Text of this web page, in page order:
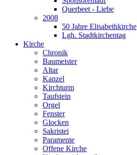
Querbeet - Liebe
2008
50 Jahre Elisabethkirche
Lgh. Stadtkirchentag
Kirche
Chronik
Baumeister
Altar
Kanzel
Kirchturm
Taufstein
Orgel
Fenster
Glocken
Sakristei
Paramente
Offene Kirche